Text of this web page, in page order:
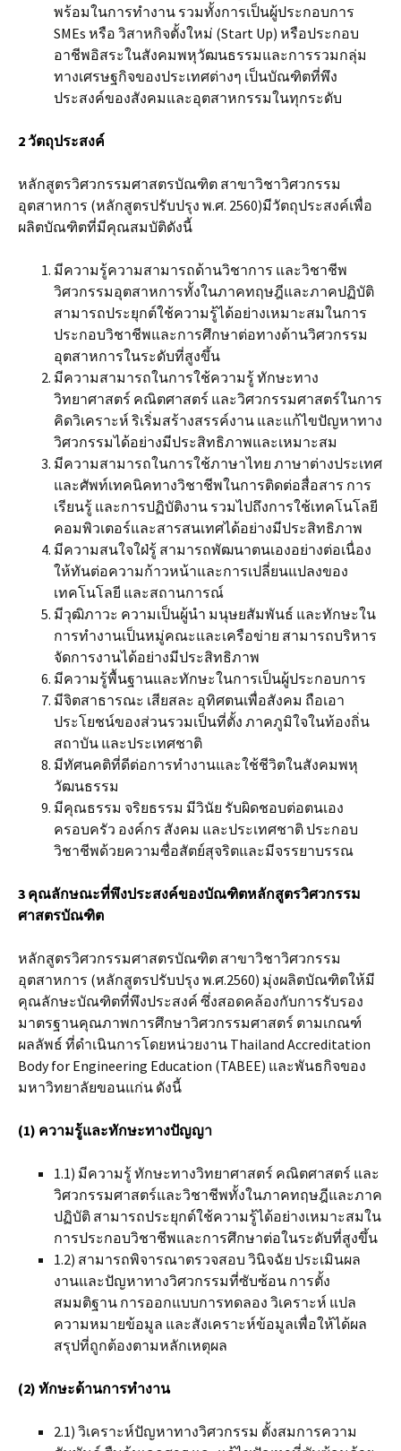
พร้อมในการทำงาน รวมทั้งการเป็นผู้ประกอบการ
SMEs หรือ วิสาหกิจตั้งใหม่ (Start Up) หรือประกอบ
อาชีพอิสระในสังคมพหุวัฒนธรรมและการรวมกลุ่ม
ทางเศรษฐกิจของประเทศต่างๆ เป็นบัณฑิตที่พึง
ประสงค์ของสังคมและอุตสาหกรรมในทุกระดับ
2 วัตถุประสงค์
หลักสูตรวิศวกรรมศาสตรบัณฑิต สาขาวิชาวิศวกรรม
อุตสาหการ (หลักสูตรปรับปรุง พ.ศ. 2560)มีวัตถุประสงค์เพื่อ
ผลิตบัณฑิตที่มีคุณสมบัติดังนี้
มีความรู้ความสามารถด้านวิชาการ และวิชาชีพ
วิศวกรรมอุตสาหการทั้งในภาคทฤษฎีและภาคปฏิบัติ
สามารถประยุกต์ใช้ความรู้ได้อย่างเหมาะสมในการ
ประกอบวิชาชีพและการศึกษาต่อทางด้านวิศวกรรม
อุตสาหการในระดับที่สูงขึ้น
มีความสามารถในการใช้ความรู้ ทักษะทาง
วิทยาศาสตร์ คณิตศาสตร์ และวิศวกรรมศาสตร์ในการ
คิดวิเคราะห์ ริเริ่มสร้างสรรค์งาน และแก้ไขปัญหาทาง
วิศวกรรมได้อย่างมีประสิทธิภาพและเหมาะสม
มีความสามารถในการใช้ภาษาไทย ภาษาต่างประเทศ
และศัพท์เทคนิคทางวิชาชีพในการติดต่อสื่อสาร การ
เรียนรู้ และการปฏิบัติงาน รวมไปถึงการใช้เทคโนโลยี
คอมพิวเตอร์และสารสนเทศได้อย่างมีประสิทธิภาพ
มีความสนใจใฝ่รู้ สามารถพัฒนาตนเองอย่างต่อเนื่อง
ให้ทันต่อความก้าวหน้าและการเปลี่ยนแปลงของ
เทคโนโลยี และสถานการณ์
มีวุฒิภาวะ ความเป็นผู้นำ มนุษยสัมพันธ์ และทักษะใน
การทำงานเป็นหมู่คณะและเครือข่าย สามารถบริหาร
จัดการงานได้อย่างมีประสิทธิภาพ
มีความรู้พื้นฐานและทักษะในการเป็นผู้ประกอบการ
มีจิตสาธารณะ เสียสละ อุทิศตนเพื่อสังคม ถือเอา
ประโยชน์ของส่วนรวมเป็นที่ตั้ง ภาคภูมิใจในท้องถิ่น
สถาบัน และประเทศชาติ
มีทัศนคติที่ดีต่อการทำงานและใช้ชีวิตในสังคมพหุ
วัฒนธรรม
มีคุณธรรม จริยธรรม มีวินัย รับผิดชอบต่อตนเอง
ครอบครัว องค์กร สังคม และประเทศชาติ ประกอบ
วิชาชีพด้วยความซื่อสัตย์สุจริตและมีจรรยาบรรณ
3 คุณลักษณะที่พึงประสงค์ของบัณฑิตหลักสูตรวิศวกรรม
ศาสตรบัณฑิต
หลักสูตรวิศวกรรมศาสตรบัณฑิต สาขาวิชาวิศวกรรม
อุตสาหการ (หลักสูตรปรับปรุง พ.ศ.2560) มุ่งผลิตบัณฑิตให้มี
คุณลักษะบัณฑิตที่พึงประสงค์ ซึ่งสอดคล้องกับการรับรอง
มาตรฐานคุณภาพการศึกษาวิศวกรรมศาสตร์ ตามเกณฑ์
ผลลัพธ์ ที่ดำเนินการโดยหน่วยงาน Thailand Accreditation
Body for Engineering Education (TABEE) และพันธกิจของ
มหาวิทยาลัยขอนแก่น ดังนี้
(1) ความรู้และทักษะทางปัญญา
1.1) มีความรู้ ทักษะทางวิทยาศาสตร์ คณิตศาสตร์ และ
วิศวกรรมศาสตร์และวิชาชีพทั้งในภาคทฤษฎีและภาค
ปฏิบัติ สามารถประยุกต์ใช้ความรู้ได้อย่างเหมาะสมใน
การประกอบวิชาชีพและการศึกษาต่อในระดับที่สูงขึ้น
1.2) สามารถพิจารณาตรวจสอบ วินิจฉัย ประเมินผล
งานและปัญหาทางวิศวกรรมที่ซับซ้อน การตั้ง
สมมติฐาน การออกแบบการทดลอง วิเคราะห์ แปล
ความหมายข้อมูล และสังเคราะห์ข้อมูลเพื่อให้ได้ผล
สรุปที่ถูกต้องตามหลักเหตุผล
(2) ทักษะด้านการทำงาน
2.1) วิเคราะห์ปัญหาทางวิศวกรรม ตั้งสมการความ